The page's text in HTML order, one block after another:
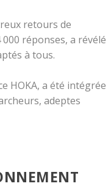
retours de
réponses, a révélé
à tous.
HOKA, a été intégrée
adeptes